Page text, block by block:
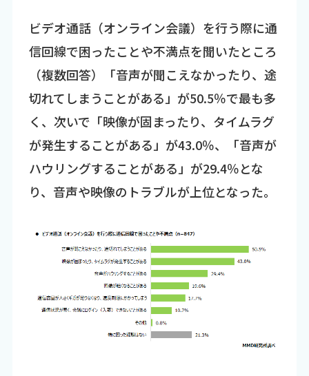
ビデオ通話（オンライン会議）を行う際に通
信回線で困ったことや不満点を聞いたところ
（複数回答）「音声が聞こえなかったり、途
切れてしまうことがある」が50.5％で最も多
く、次いで「映像が固まったり、タイムラグ
が発生することがある」が43.0％、「音声が
ハウリングすることがある」が29.4％とな
り、音声や映像のトラブルが上位となった。